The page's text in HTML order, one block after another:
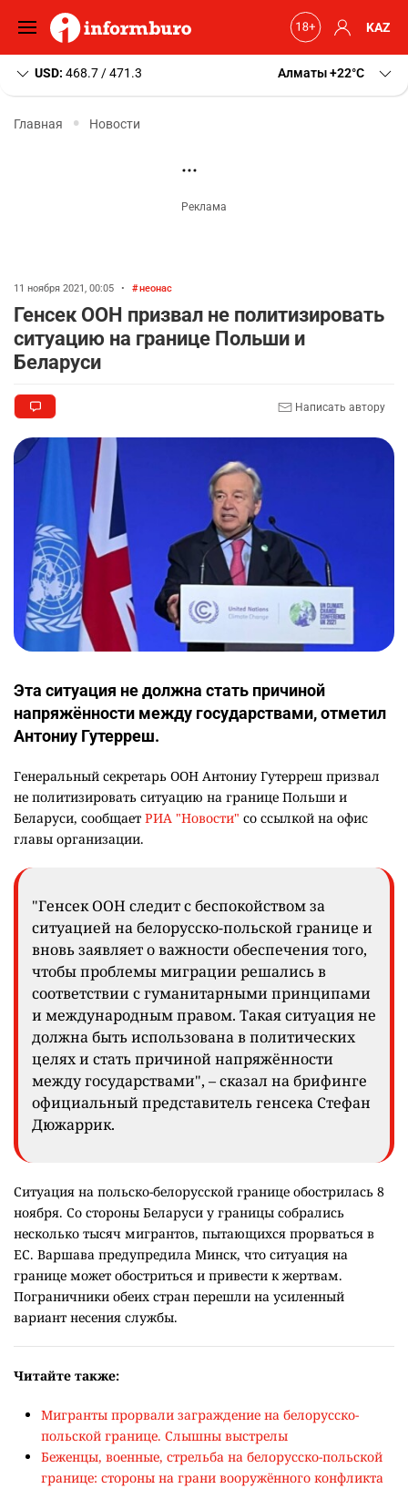
KAZ
USD: 468.7 / 471.3 Алматы+22 C
Главная Новости
11 ноября 2021, 00:05 • неонас
Генсек ООН призвал не политизировать
ситуацию на границе Польши и
Беларуси
Написать автору
Эта ситуация не должна стать причиной
напряжённости между государствами, отметил
Антониу Гутерреш.
Генеральный секретарь ООН Антониу Гутерреш призвал
не политизировать ситуацию на границе Польши и
Беларуси, сообщает РИА "Новости" со ссылкой на офис
главы организации.
"Генсек ООН следит с беспокойством за
ситуацией на белорусско-польской границе и
вновь заявляет о важности обеспечения того,
чтобы проблемы миграции решались в
соответствии с гуманитарными принципами
и международным правом. Такая ситуация не
должна быть использована в политических
целях и стать причиной напряжённости
между государствами", – сказал на брифинге
официальный представитель генсека Стефан
Дюжаррик.
Ситуация на польско-белорусской границе обострилась 8
ноября. Со стороны Беларуси у границы собрались
несколько тысяч мигрантов, пытающихся прорваться в
ЕС. Варшава предупредила Минск, что ситуация на
границе может обостриться и привести к жертвам.
Пограничники обеих стран перешли на усиленный
вариант несения службы.
Читайте также:
Мигранты прорвали заграждение на белорусско-
польской границе. Слышны выстрелы
Беженцы, военные, стрельба на белорусско-польской
границе: стороны на грани вооружённого конфликта